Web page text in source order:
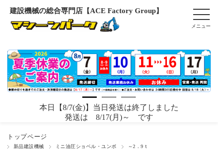
建設機械の総合専門店【ACE Factory Group】
本日【8/7(金)】当日発送は終了しました
発送は 8/17(月)～ です
トップページ
新品建設機械 ミニ油圧ショベル・ユンボ ～2．9ｔ